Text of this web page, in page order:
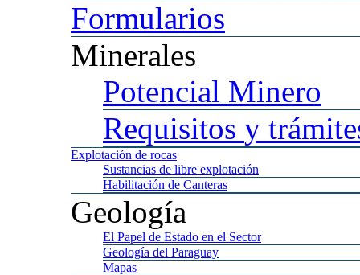
Formularios
Minerales
Potencial Minero
Requisitos y
Explotación de rocas
Sustancias de libre explotación
Habilitación de Canteras
Geología
El Papel de Estado en el Sector
Geología del Paraguay
Mapas